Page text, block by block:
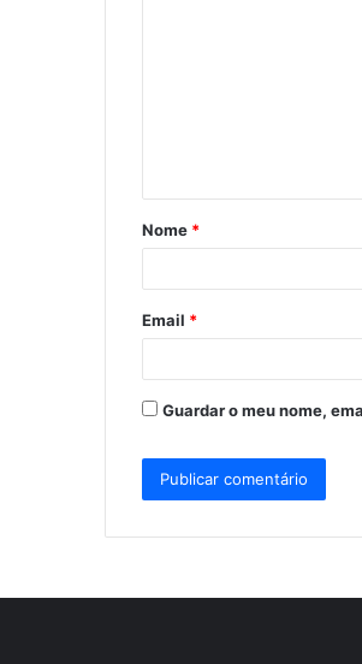
á
r
*
Nome *
Email *
Guardar o meu nome,